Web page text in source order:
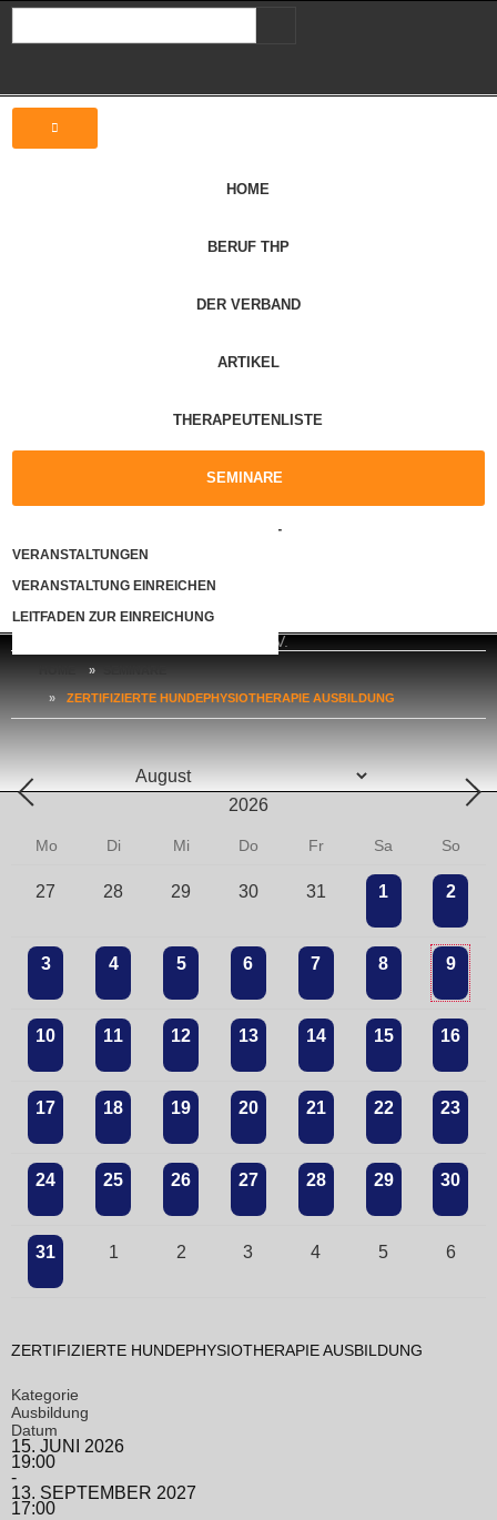
HOME
BERUF THP
DER VERBAND
ARTIKEL
THERAPEUTENLISTE
SEMINARE
VERANSTALTUNGEN
VERANSTALTUNG EINREICHEN
LEITFADEN ZUR EINREICHUNG
KONTAKT
»
» ZERTIFIZIERTE HUNDEPHYSIOTHERAPIE AUSBILDUNG
Mo Di Mi Do Fr Sa So
27 28 29 30 31 1 2
3 4 5 6 7 8 9
10 11 12 13 14 15 16
17 18 19 20 21 22 23
24 25 26 27 28 29 30
31 1 2 3 4 5 6
ZERTIFIZIERTE HUNDEPHYSIOTHERAPIE AUSBILDUNG
Kategorie
Ausbildung
Datum
15. JUNI 2026
19:00
-
13. SEPTEMBER 2027
17:00